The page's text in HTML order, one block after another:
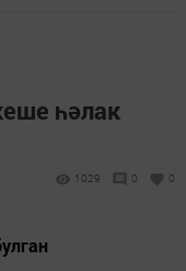
һәлак
1029 0 0